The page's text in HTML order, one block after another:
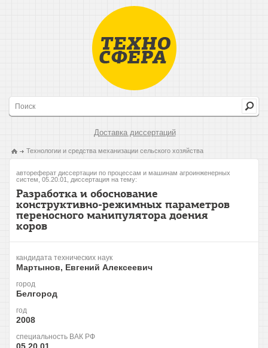
Доставка диссертаций
Технологии и средства механизации сельского хозяйства
автореферат диссертации по процессам и машинам агроинженерных
систем, 05.20.01, диссертация на тему:
Разработка и обоснование
конструктивно-режимных параметров
переносного манипулятора доения
коров
кандидата технических наук
Мартынов, Евгений Алексеевич
город
Белгород
год
2008
специальность ВАК РФ